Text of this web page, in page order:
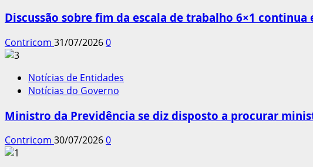
Discussão sobre fim da escala de trabalho 6×1 continua
Contricom 31/07/20260
Notícias de Entidades
Notícias do Governo
Ministro da Previdência se diz disposto a procurar
Contricom 30/07/20260